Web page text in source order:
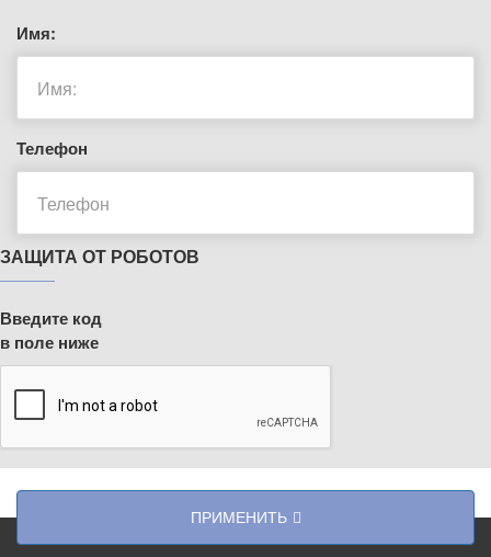
Имя:
Телефон
ЗАЩИТА ОТ РОБОТОВ
Введите код
в поле ниже
ПРИМЕНИТЬ